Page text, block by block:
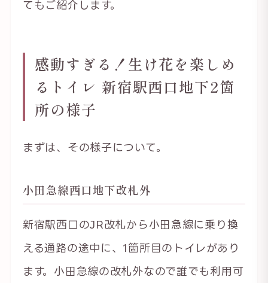
てもご紹介します。
感動すぎる！生け花を楽しめ
るトイレ 新宿駅西口地下2箇
所の様子
まずは、その様子について。
小田急線西口地下改札外
新宿駅西口のJR改札から小田急線に乗り換
える通路の途中に、1箇所目のトイレがあり
ます。小田急線の改札外なので誰でも利用可